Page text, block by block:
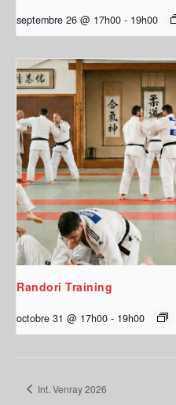
septembre 26 @ 17h00 - 19h00
Randori Training
octobre 31 @ 17h00 - 19h00
Int. Venray 2026